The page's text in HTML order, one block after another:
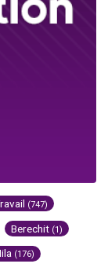
(747)
Berechit (1)
(176)